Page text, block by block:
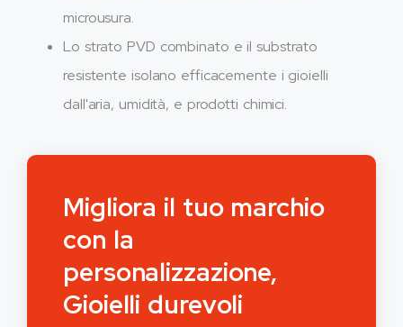
microusura.
Lo strato PVD combinato e il substrato
resistente isolano efficacemente i gioielli
dall'aria, umidità, e prodotti chimici.
Migliora il tuo marchio
con la
personalizzazione,
Gioielli durevoli